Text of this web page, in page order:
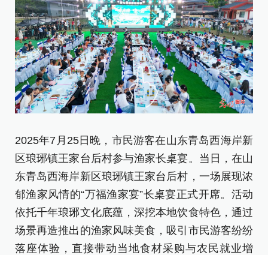
2025年7月25日晚，市民游客在山东青岛西海岸新
区琅琊镇王家台后村参与渔家长桌宴。当日，在山
东青岛西海岸新区琅琊镇王家台后村，一场展现浓
郁渔家风情的“万福渔家宴”长桌宴正式开席。活动
依托千年琅琊文化底蕴，深挖本地饮食特色，通过
场景再造推出的渔家风味美食，吸引市民游客纷纷
落座体验，直接带动当地食材采购与农民就业增